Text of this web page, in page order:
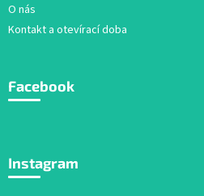
O nás
Kontakt a otevírací doba
Facebook
Instagram